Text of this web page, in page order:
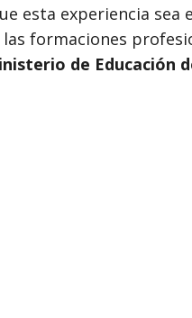
esta experiencia
formaciones
de Educación